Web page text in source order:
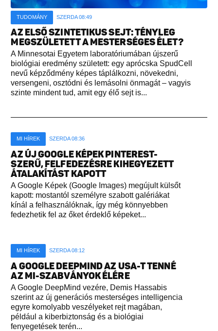
TUDOMÁNY SZERDA 08:49
AZ ELSŐ SZINTETIKUS SEJT: TÉNYLEG
MEGSZÜLETETT A MESTERSÉGES ÉLET?
A Minnesotai Egyetem laboratóriumában újszerű
biológiai eredmény született: egy aprócska SpudCell
nevű képződmény képes táplálkozni, növekedni,
versengeni, osztódni és lemásolni önmagát – vagyis
szinte mindent tud, amit egy élő sejt is...
MI HÍREK SZERDA 08:36
AZ ÚJ GOOGLE KÉPEK PINTEREST-
SZERŰ, FELFEDEZÉSRE KIHEGYEZETT
ÁTALAKÍTÁST KAPOTT
A Google Képek (Google Images) megújult külsőt
kapott: mostantól személyre szabott galériákat
kínál a felhasználóknak, így még könnyebben
fedezhetik fel az őket érdeklő képeket...
MI HÍREK SZERDA 08:12
A GOOGLE DEEPMIND AZ USA-T TENNÉ
AZ MI-SZABVÁNYOK ÉLÉRE
A Google DeepMind vezére, Demis Hassabis
szerint az új generációs mesterséges intelligencia
egyre komolyabb veszélyeket rejt magában,
például a kiberbiztonság és a biológiai
fenyegetések terén...